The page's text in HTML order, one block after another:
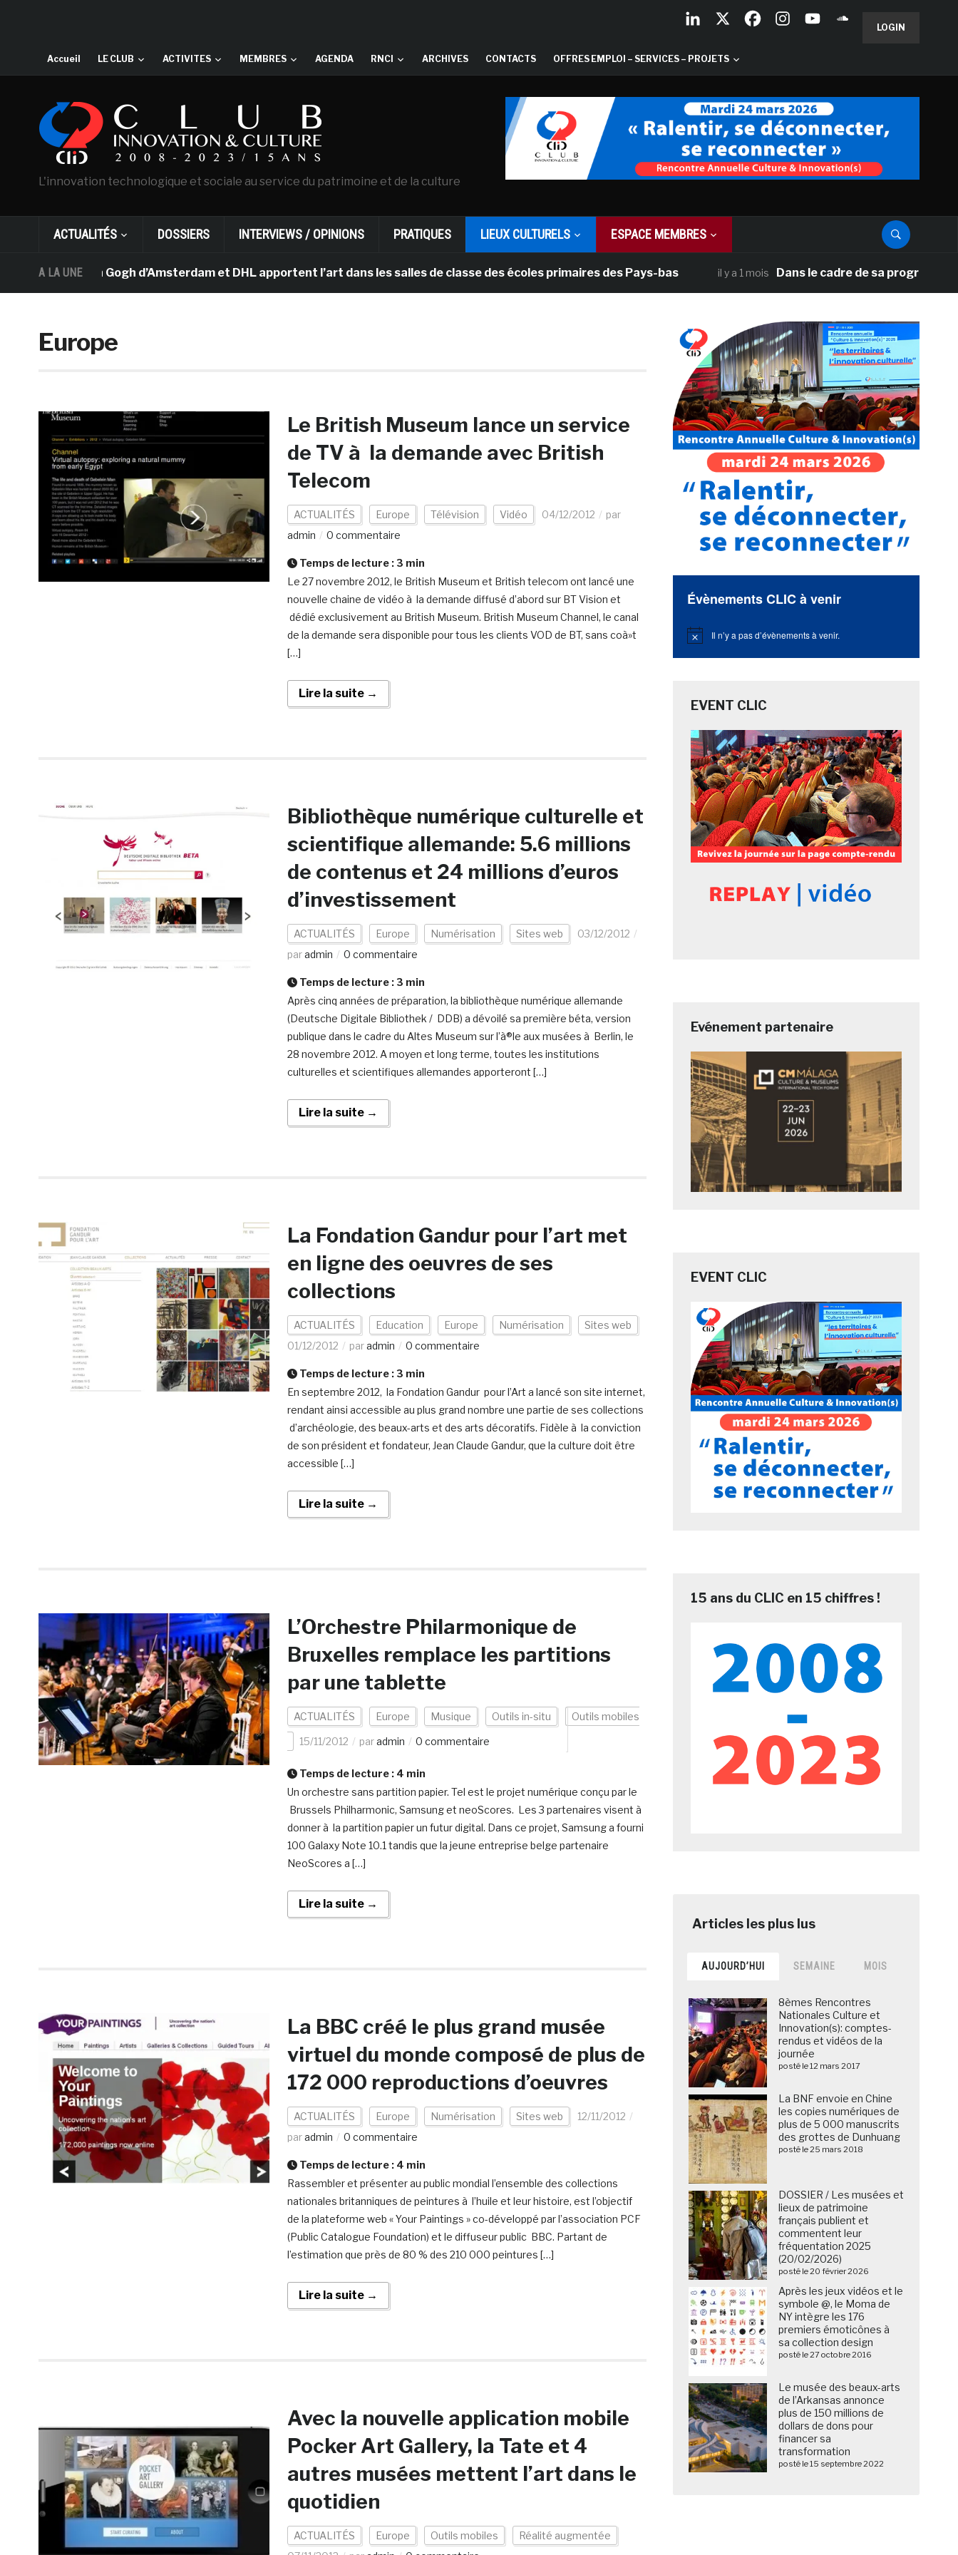
LOGIN
Accueil LE CLUB ACTIVITES MEMBRES AGENDA RNCI ARCHIVES CONTACTS OFFRES EMPLOI – SERVICES – PROJETS
L'innovation technologique et sociale au service du patrimoine et de la culture
ACTUALITÉS DOSSIERS INTERVIEWS / OPINIONS PRATIQUES LIEUX CULTURELS ESPACE MEMBRES
A LA UNE
Van Gogh d’Amsterdam et DHL apportent l’art dans les salles de classe des écoles primaires des Pays-bas il y a 1 mois Dans le cadre de sa programmation
Europe
Le British Museum lance un service
de TV à la demande avec British
Telecom
ACTUALITÉS Europe Télévision Vidéo 04/12/2012
par
admin
0 commentaire
Temps de lecture : 3 min
Le 27 novembre 2012, le British Museum et British telecom ont lancé une
nouvelle chaine de vidéo à la demande diffusé d’abord sur BT Vision et
dédié exclusivement au British Museum. British Museum Channel, le canal
de la demande sera disponible pour tous les clients VOD de BT, sans coà»t
[…]
Lire la suite →
Bibliothèque numérique culturelle et
scientifique allemande: 5.6 millions
de contenus et 24 millions d’euros
d’investissement
ACTUALITÉS Europe Numérisation Sites web
03/12/2012
paradmin 0 commentaire
Temps de lecture : 3 min
Après cinq années de préparation, la bibliothèque numérique allemande
(Deutsche Digitale Bibliothek / DDB) a dévoilé sa première béta, version
publique dans le cadre du Altes Museum sur l’à®le aux musées à Berlin, le
28 novembre 2012. A moyen et long terme, toutes les institutions
culturelles et scientifiques allemandes apporteront […]
Lire la suite →
La Fondation Gandur pour l’art met
en ligne des oeuvres de ses
collections
ACTUALITÉS Education Europe Numérisation
Sites web
01/12/2012
paradmin 0 commentaire
Temps de lecture : 3 min
En septembre 2012, la Fondation Gandur pour l’Art a lancé son site internet,
rendant ainsi accessible au plus grand nombre une partie de ses collections
d’archéologie, des beaux-arts et des arts décoratifs. Fidèle à la conviction
de son président et fondateur, Jean Claude Gandur, que la culture doit être
accessible […]
Lire la suite →
L’Orchestre Philarmonique de
Bruxelles remplace les partitions
par une tablette
ACTUALITÉS Europe Musique Outils in-situ Outils mobiles
15/11/2012 paradmin 0 commentaire
Temps de lecture : 4 min
Un orchestre sans partition papier. Tel est le projet numérique conçu par le
Brussels Philharmonic, Samsung et neoScores. Les 3 partenaires visent à
donner à la partition papier un futur digital. Dans ce projet, Samsung a fourni
100 Galaxy Note 10.1 tandis que la jeune entreprise belge partenaire
NeoScores a […]
Lire la suite →
La BBC créé le plus grand musée
virtuel du monde composé de plus de
172 000 reproductions d’oeuvres
ACTUALITÉS Europe Numérisation Sites web
12/11/2012
paradmin 0 commentaire
Temps de lecture : 4 min
Rassembler et présenter au public mondial l’ensemble des collections
nationales britanniques de peintures à l’huile et leur histoire, est l’objectif
de la plateforme web « Your Paintings » co-développé par l’association PCF
(Public Catalogue Foundation) et le diffuseur public BBC. Partant de
l’estimation que près de 80 % des 210 000 peintures […]
Lire la suite →
Avec la nouvelle application mobile
Pocker Art Gallery, la Tate et 4
autres musées mettent l’art dans le
quotidien
ACTUALITÉS Europe Outils mobiles
Réalité augmentée
Évènements CLIC à venir
Notice Il n’y a pas d’évènements à venir.
EVENT CLIC
Evénement partenaire
EVENT CLIC
15 ans du CLIC en 15 chiffres !
AUJOURD’HUI SEMAINE MOIS
8èmes Rencontres
Nationales Culture et
Innovation(s): comptes-
rendus et vidéos de la
journée
posté le 12 mars 2017
La BNF envoie en Chine
les copies numériques de
plus de 5 000 manuscrits
des grottes de Dunhuang
posté le 25 mars 2018
DOSSIER / Les musées et
lieux de patrimoine
français publient et
commentent leur
fréquentation 2025
(20/02/2026)
posté le 20 février 2026
Après les jeux vidéos et le
symbole @, le Moma de
NY intègre les 176
premiers émoticônes à
sa collection design
posté le 27 octobre 2016
Le musée des beaux-arts
de l’Arkansas annonce
plus de 150 millions de
dollars de dons pour
financer sa
transformation
posté le 15 septembre 2022